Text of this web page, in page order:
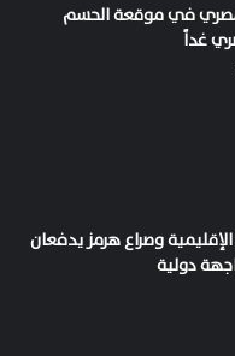
في موقعة الحسم
غداً
الإقليمية وصراع هرمز يدفعان
دولية